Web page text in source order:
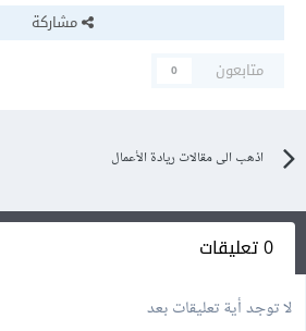
مشاركة
متابعون
0
اذهب الى مقالات ريادة الأعمال
0 تعليقات
لا توجد أية تعليقات بعد